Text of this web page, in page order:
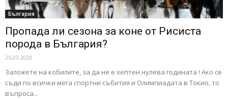
България
Пропада ли сезона за коне от Рисиста
порода в България?
25.03.2020
Заложете на кобилите, за да не е хептен нулева годината ! Ако се
съди по всички мега спортни събития и Олимпиадата в Токио, то
въпроса...